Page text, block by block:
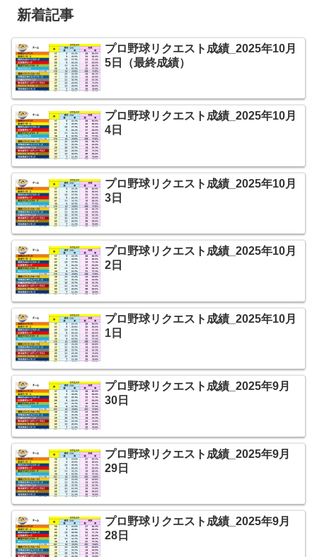
新着記事
プロ野球リクエスト成績_2025年10月
5日（最終成績）
プロ野球リクエスト成績_2025年10月
4日
プロ野球リクエスト成績_2025年10月
3日
プロ野球リクエスト成績_2025年10月
2日
プロ野球リクエスト成績_2025年10月
1日
プロ野球リクエスト成績_2025年9月
30日
プロ野球リクエスト成績_2025年9月
29日
プロ野球リクエスト成績_2025年9月
28日